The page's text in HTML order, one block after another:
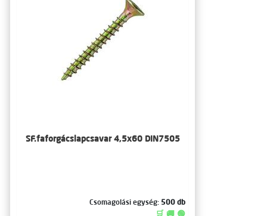
SF.faforgácslapcsavar 4,5x60 DIN7505
Csomagolási egység: 500 db
🛒 🚚 🟢